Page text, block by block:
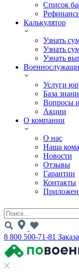
Список
Калькулятор
Узнать
Узнать
Узнать
Услуги
База
Вопросы
Акции
О компании
О нас
Наша
Новости
Отзывы
Гарантии
Контакты
8 800 500-71-81